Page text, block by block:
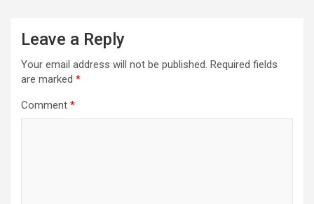
Leave a Reply
Your email address will not be published. Required fields
are marked *
Comment *